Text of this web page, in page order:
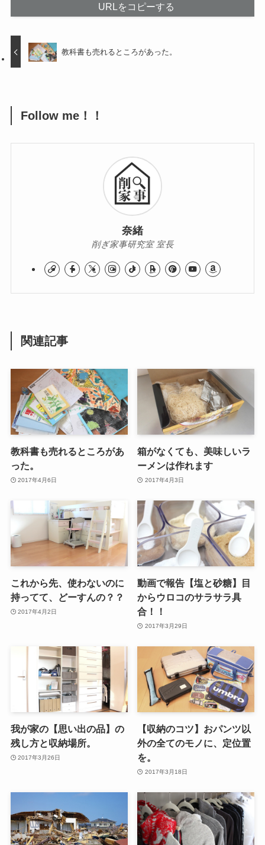
URLをコピーする
教科書も売れるところがあった。
Follow me！！
奈緒
削ぎ家事研究室 室長
関連記事
教科書も売れるところがあ
った。
2017年4月6日
箱がなくても、美味しいラ
ーメンは作れます
2017年4月3日
これから先、使わないのに
持ってて、どーすんの？？
2017年4月2日
動画で報告【塩と砂糖】目
からウロコのサラサラ具
合！！
2017年3月29日
我が家の【思い出の品】の
残し方と収納場所。
2017年3月26日
【収納のコツ】おパンツ以
外の全てのモノに、定位置
を。
2017年3月18日